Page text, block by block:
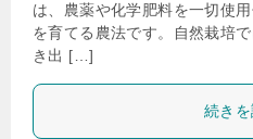
は、農薬や化学肥料を一切使
を育てる農法です。自然栽培
き出 […]
続き